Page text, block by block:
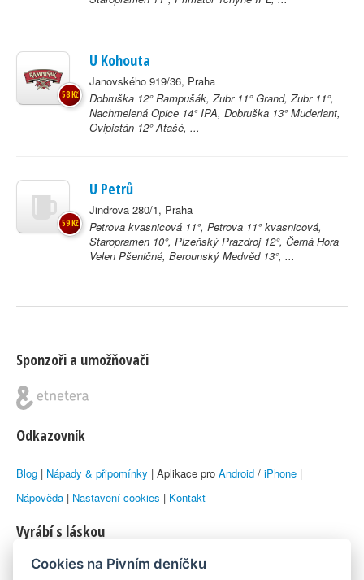
U Kohouta
Janovského 919/36, Praha
Dobruška 12° Rampušák, Zubr 11° Grand, Zubr 11°,
Nachmelená Opice 14° IPA, Dobruška 13° Muderlant,
Ovipistán 12° Atašé, ...
58 Kč
U Petrů
Jindrova 280/1, Praha
Petrova kvasnicová 11°, Petrova 11° kvasnicová,
Staropramen 10°, Plzeňský Prazdroj 12°, Černá Hora
Velen Pšeničné, Berounský Medvěd 13°, ...
59 Kč
Sponzoři a umožňovači
Odkazovník
Blog | Nápady & připomínky | Aplikace pro Android / iPhone |
Nápověda | Nastavení cookies | Kontakt
Vyrábí s láskou
© 2010–2026 byLukáš Zemanaka Emka
Cookies na Pivním deníčku